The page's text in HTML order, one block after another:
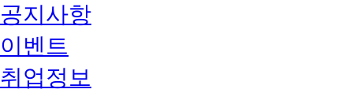
공지사항
이벤트
취업정보